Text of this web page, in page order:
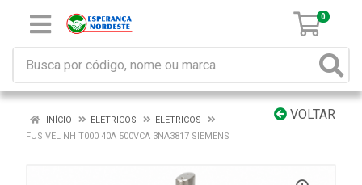
0
VOLTAR
INÍCIO ELETRICOS
ELETRICOS
FUSIVEL NH T000 40A 500VCA 3NA3817 SIEMENS